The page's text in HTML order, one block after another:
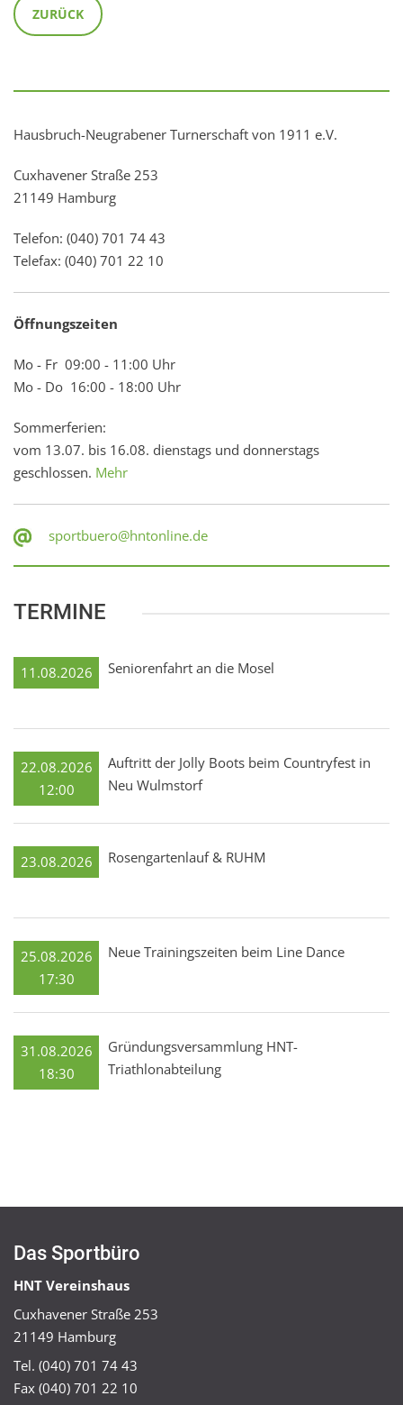
ZURÜCK
Hausbruch-Neugrabener Turnerschaft von 1911 e.V.
Cuxhavener Straße 253
21149 Hamburg
Telefon: (040) 701 74 43
Telefax: (040) 701 22 10
Öffnungszeiten
Mo - Fr 09:00 - 11:00 Uhr
Mo - Do 16:00 - 18:00 Uhr
Sommerferien:
vom 13.07. bis 16.08. dienstags und donnerstags
geschlossen. Mehr
sportbuero@hntonline.de
TERMINE
11.08.2026 Seniorenfahrt an die Mosel
22.08.2026
12:00
Auftritt der Jolly Boots beim Countryfest in
Neu Wulmstorf
23.08.2026 Rosengartenlauf & RUHM
25.08.2026
17:30
Neue Trainingszeiten beim Line Dance
31.08.2026
18:30
Gründungsversammlung HNT-
Triathlonabteilung
Das Sportbüro
HNT Vereinshaus
Cuxhavener Straße 253
21149 Hamburg
Tel. (040) 701 74 43
Fax (040) 701 22 10